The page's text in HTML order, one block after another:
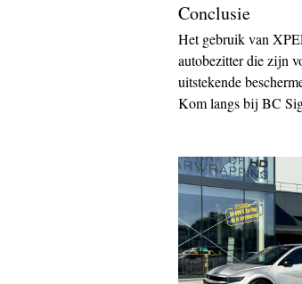
Conclusie
Het gebruik van
autobezitter die zijn
uitstekende
Kom langs bij BC